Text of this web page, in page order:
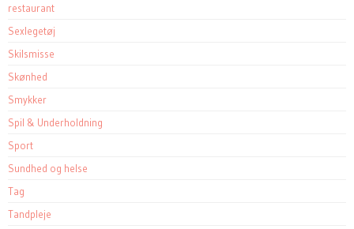
restaurant
Sexlegetøj
Skilsmisse
Skønhed
Smykker
Spil & Underholdning
Sport
Sundhed og helse
Tag
Tandpleje